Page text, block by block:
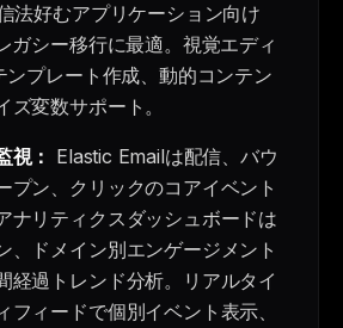
法好むアプリケーション向け
ガシー移行に最適。視覚エディ
ンプレート作成、動的コンテン
ズ変数サポート。
視： Elastic Emailは配信、バウ
プン、クリックのコアイベント
ナリティクスダッシュボードは
、ドメイン別エンゲージメント
経過トレンド分析。リアルタイ
フィードで個別イベント表示、